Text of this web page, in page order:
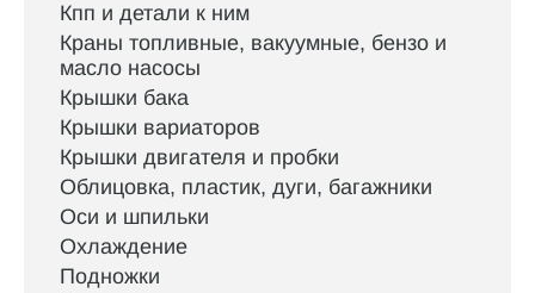
Кпп и детали к ним
Краны топливные, вакуумные, бензо и
масло насосы
Крышки бака
Крышки вариаторов
Крышки двигателя и пробки
Облицовка, пластик, дуги, багажники
Оси и шпильки
Охлаждение
Подножки